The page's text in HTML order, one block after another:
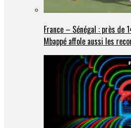
France – Sénégal : près de
Mbappé affole aussi les